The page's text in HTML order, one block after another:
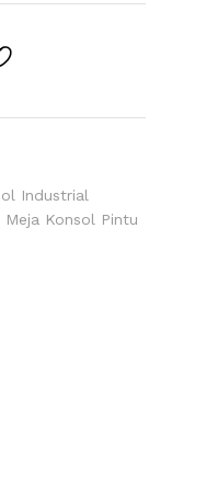
Industrial
Meja Konsol Pintu